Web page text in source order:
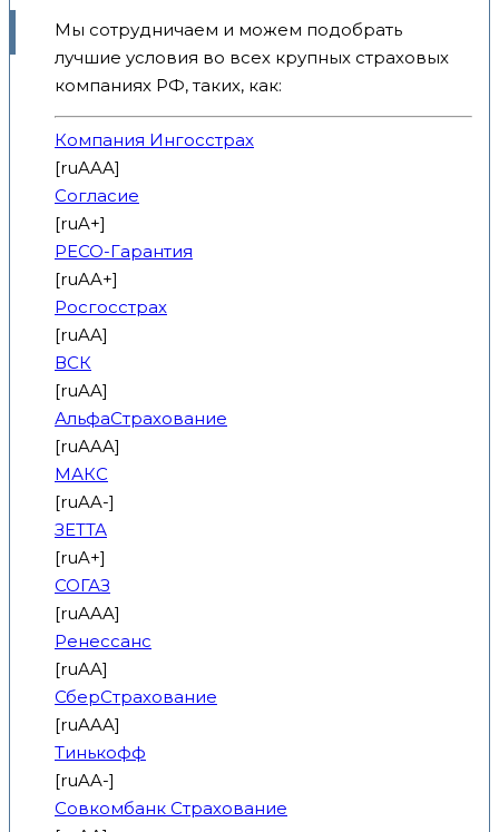
Мы сотрудничаем и можем подобрать
лучшие условия во всех крупных страховых
компаниях РФ, таких, как:
Компания Ингосстрах
[ruAAA]
Согласие
[ruA+]
РЕСО-Гарантия
[ruAA+]
Росгосстрах
[ruAA]
ВСК
[ruAA]
АльфаСтрахование
[ruAAA]
МАКС
[ruAA-]
ЗЕТТА
[ruA+]
СОГАЗ
[ruAAA]
Ренессанс
[ruAA]
СберСтрахование
[ruAAA]
Тинькофф
[ruAA-]
Совкомбанк Страхование